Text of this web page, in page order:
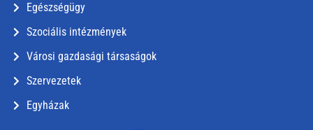
Egészségügy
Szociális intézmények
Városi gazdasági társaságok
Szervezetek
Egyházak